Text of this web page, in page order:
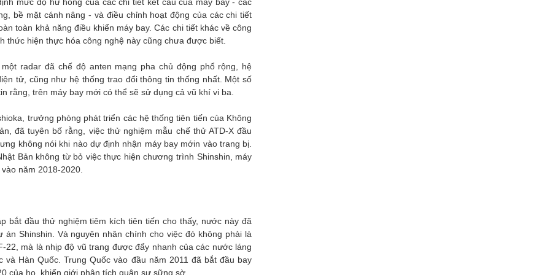
bề mặt cánh nâng - và điều chỉnh hoạt động của các chi tiết
toàn khả năng điều khiển máy bay. Các chi tiết khác về công
thức hiện thực hóa công nghệ này cũng chưa được biết.
radar đã chế độ anten mạng pha chủ động phổ rộng, hệ
tử, cũng như hệ thống trao đổi thông tin thống nhất. Một số
rằng, trên máy bay mới có thể sẽ sử dụng cả vũ khí vi ba.
trưởng phòng phát triển các hệ thống tiên tiến của Không
đã tuyên bố rằng, việc thử nghiệm mẫu chế thử ATD-X đầu
không nói khi nào dự định nhận máy bay mớin vào trang bị.
Bản không từ bỏ việc thực hiện chương trình Shinshin, máy
năm 2018-2020.
bắt đầu thử nghiệm tiêm kích tiên tiến cho thấy, nước này đã
Shinshin. Và nguyên nhân chính cho việc đó không phải là
22, mà là nhịp độ vũ trang được đẩy nhanh của các nước láng
Hàn Quốc. Trung Quốc vào đầu năm 2011 đã bắt đầu bay
của họ, khiến giới phân tích quân sự sững sờ.